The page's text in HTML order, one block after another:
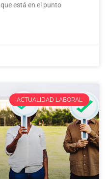
está en el punto
ACTUALIDAD LABORAL